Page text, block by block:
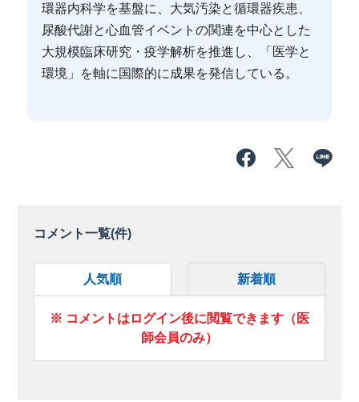
環器内科学を基盤に、大気汚染と循環器疾患、
尿酸代謝と心血管イベントの関連を中心とした
大規模臨床研究・疫学解析を推進し、「医学と
環境」を軸に国際的に成果を発信している。
コメント一覧(件)
人気順 新着順
※ コメントはログイン後に閲覧できます（医
師会員のみ）